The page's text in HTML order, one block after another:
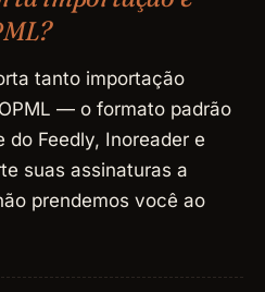
tanto importação
— o formato padrão
do Feedly, Inoreader e
suas assinaturas a
prendemos você ao